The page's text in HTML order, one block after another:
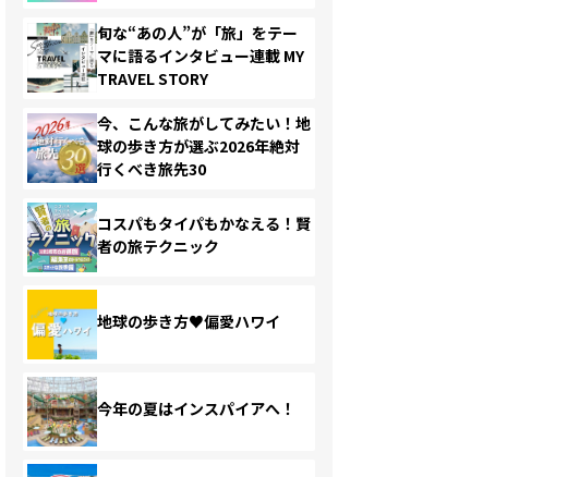
旬な“あの人”が「旅」をテー
マに語るインタビュー連載 MY
TRAVEL STORY
今、こんな旅がしてみたい！地
球の歩き方が選ぶ2026年絶対
行くべき旅先30
コスパもタイパもかなえる！賢
者の旅テクニック
地球の歩き方♥偏愛ハワイ
今年の夏はインスパイアへ！